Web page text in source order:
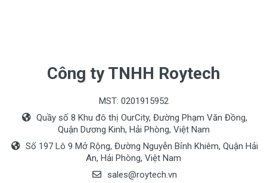
Công ty TNHH Roytech
MST: 0201915952
Quầy số 8 Khu đô thị OurCity, Đường Phạm Văn Đồng,
Quận Dương Kinh, Hải Phòng, Việt Nam
Số 197 Lô 9 Mở Rộng, Đường Nguyễn Bỉnh Khiêm, Quận Hải
An, Hải Phòng, Việt Nam
sales@roytech.vn